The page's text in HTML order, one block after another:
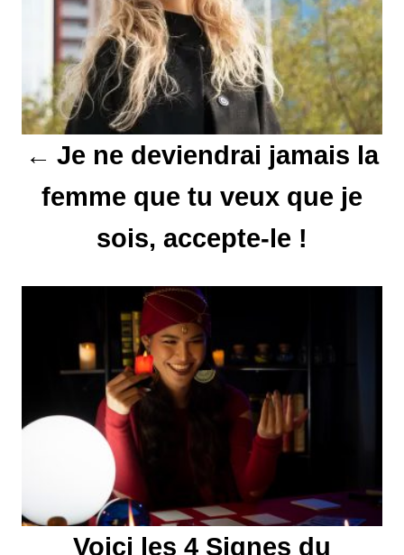
t
a
t
Je ne deviendrai jamais la
femme que tu veux que je
sois, accepte-le !
Voici les 4 Signes du